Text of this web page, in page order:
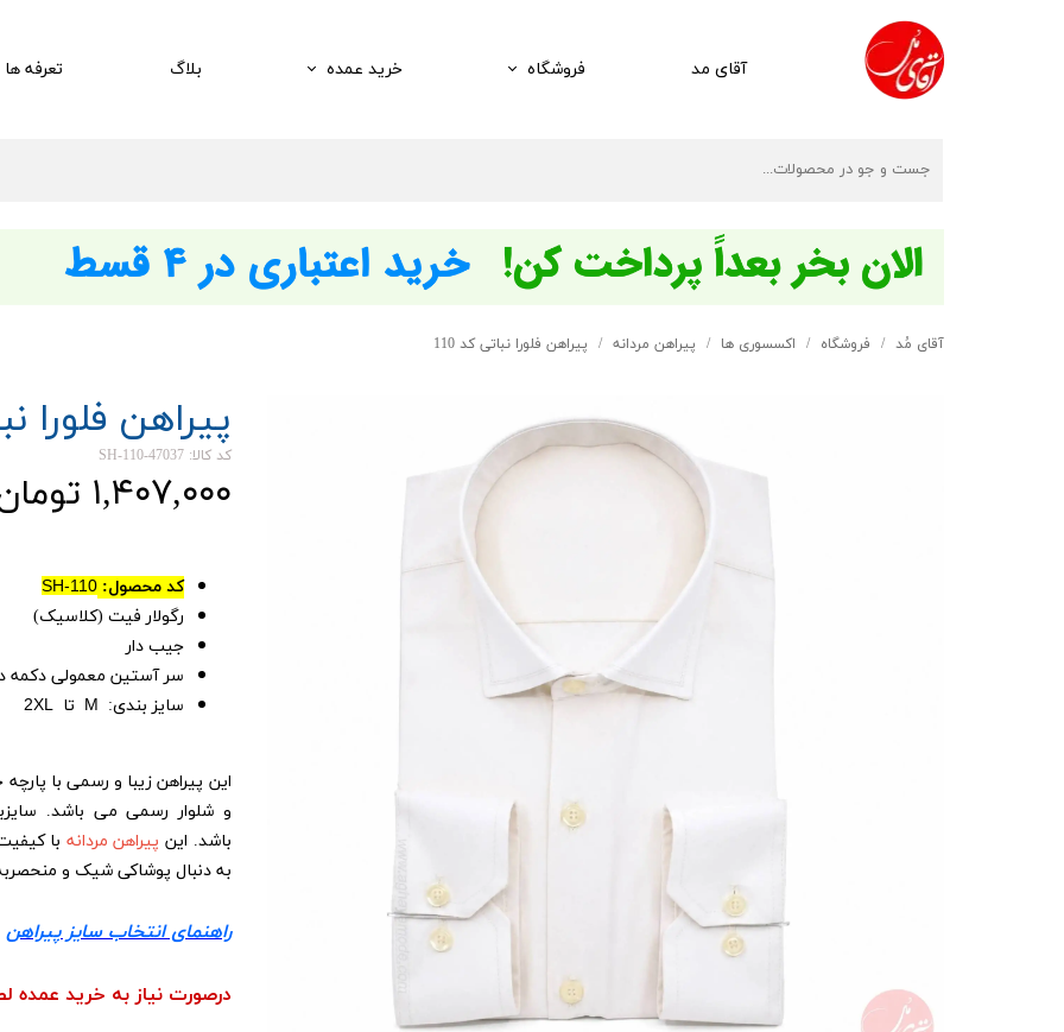
آقای مد فروشگاه خرید عمده بلاگ تعرفه ها
آقای مُد فروشگاه اکسسوری ها پیراهن مردانه پیراهن فلورا نباتی کد 110
پیراهن فلورا
کد کالا: SH-110-47037
۱,۴۰۷,۰۰۰ تومان
کد محصول:SH-110
رگولار فیت (کلاسیک)
جیب دار
سر آستین معمولی دکمه
سایز بندی:
M تا 2XL
این پیراهن زیبا و رسمی با
و شلوار رسمی می باشد.
باشد. این پیراهن مردانه با
به دنبال پوشاکی شیک و
راهنمای انتخاب سایز پیراهن
درصورت نیاز به خرید عمده